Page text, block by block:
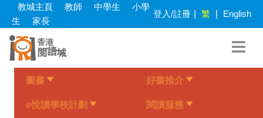
Skip
main
content
教城主頁 教師 中學生
小學
生
家長
登入/註冊 繁 English
圖書 好書推介
e悅讀學校計劃 閱讀服務